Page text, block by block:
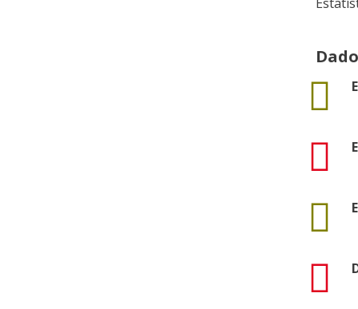
data
pdf
data
pdf